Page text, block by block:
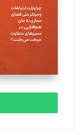
ملینا
تحریریه
مصطفی
تحریریه
بابک
تحریریه